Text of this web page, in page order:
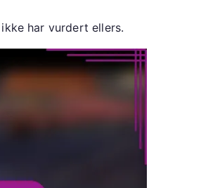
har vurdert ellers.